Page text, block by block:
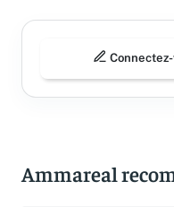
Ammareal